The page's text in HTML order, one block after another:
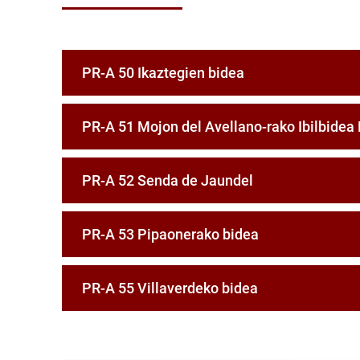
PR-A 50 Ikaztegien bidea
PR-A 51 Mojon del Avellano-rako Ibilbidea
PR-A 52 Senda de Jaundel
PR-A 53 Pipaonerako bidea
PR-A 55 Villaverdeko bidea